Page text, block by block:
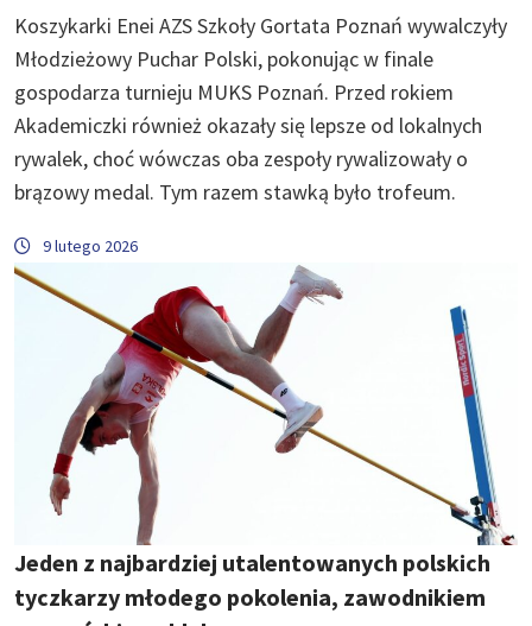
Koszykarki Enei AZS Szkoły Gortata Poznań wywalczyły
Młodzieżowy Puchar Polski, pokonując w finale
gospodarza turnieju MUKS Poznań. Przed rokiem
Akademiczki również okazały się lepsze od lokalnych
rywalek, choć wówczas oba zespoły rywalizowały o
brązowy medal. Tym razem stawką było trofeum.
9 lutego 2026
Jeden z najbardziej utalentowanych polskich
tyczkarzy młodego pokolenia, zawodnikiem